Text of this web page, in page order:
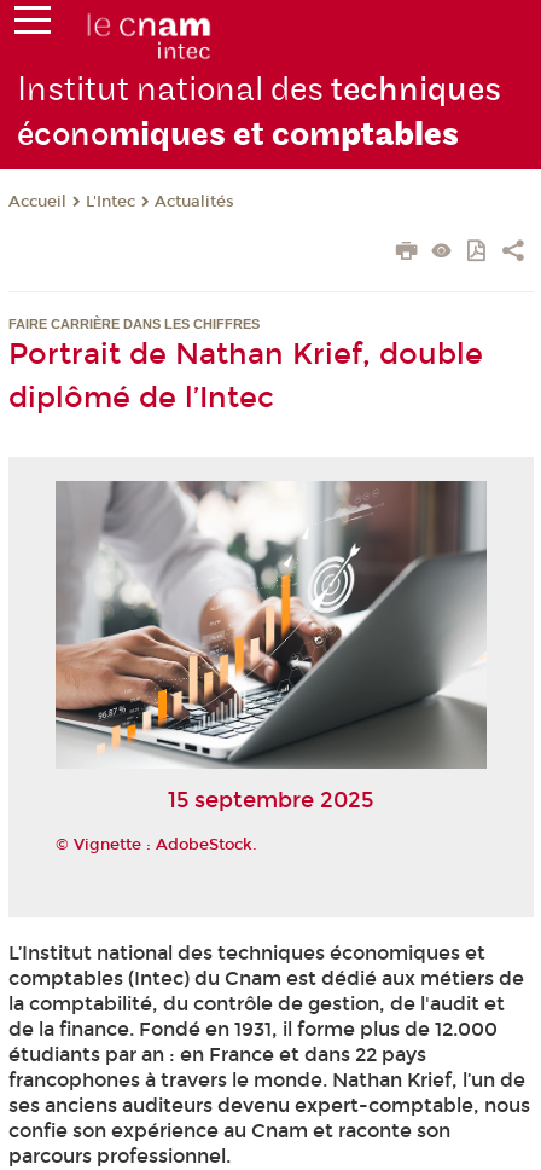
Institut national destechniques
économiques et comptables
Accueil L'Intec Actualités
FAIRE CARRIÈRE DANS LES CHIFFRES
Portrait de Nathan Krief, double
diplômé de l’Intec
15 septembre 2025
© Vignette : AdobeStock.
L’Institut national des techniques économiques et
comptables (Intec) du Cnam est dédié aux métiers de
la comptabilité, du contrôle de gestion, de l'audit et
de la finance. Fondé en 1931, il forme plus de 12.000
étudiants par an : en France et dans 22 pays
francophones à travers le monde. Nathan Krief, l’un de
ses anciens auditeurs devenu expert-comptable, nous
confie son expérience au Cnam et raconte son
parcours professionnel.